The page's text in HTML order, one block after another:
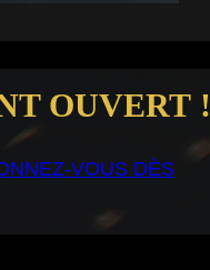
OUVERT !
VOUS DÈS